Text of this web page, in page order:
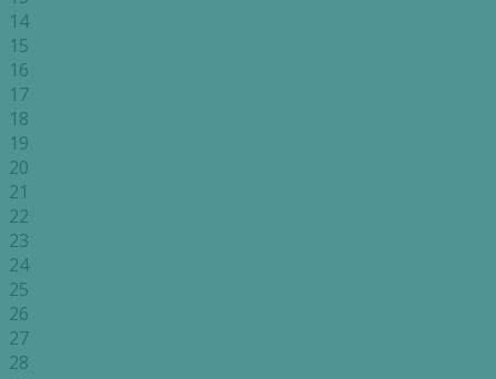
14
15
16
17
18
19
20
21
22
23
24
25
26
27
28